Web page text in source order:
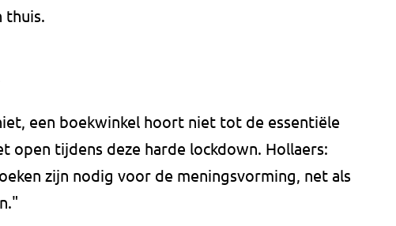
thuis.
een boekwinkel hoort niet tot de essentiële
open tijdens deze harde lockdown. Hollaers:
zijn nodig voor de meningsvorming, net als